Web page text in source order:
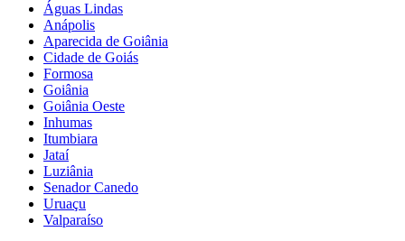
Águas Lindas
Anápolis
Aparecida de Goiânia
Cidade de Goiás
Formosa
Goiânia
Goiânia Oeste
Inhumas
Itumbiara
Jataí
Luziânia
Senador Canedo
Uruaçu
Valparaíso